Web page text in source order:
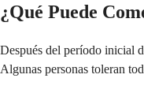
¿Qué Puede
Después del período inicial
Algunas personas toleran